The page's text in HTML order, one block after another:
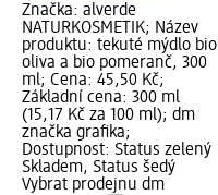
Značka: alverde
NATURKOSMETIK; Název
produktu: tekuté mýdlo bio
oliva a bio pomeranč, 300
ml; Cena: 45,50 Kč;
Základní cena: 300 ml
(15,17 Kč za 100 ml); dm
značka grafika;
Dostupnost: Status zelený
Skladem, Status šedý
Vybrat prodejnu dm